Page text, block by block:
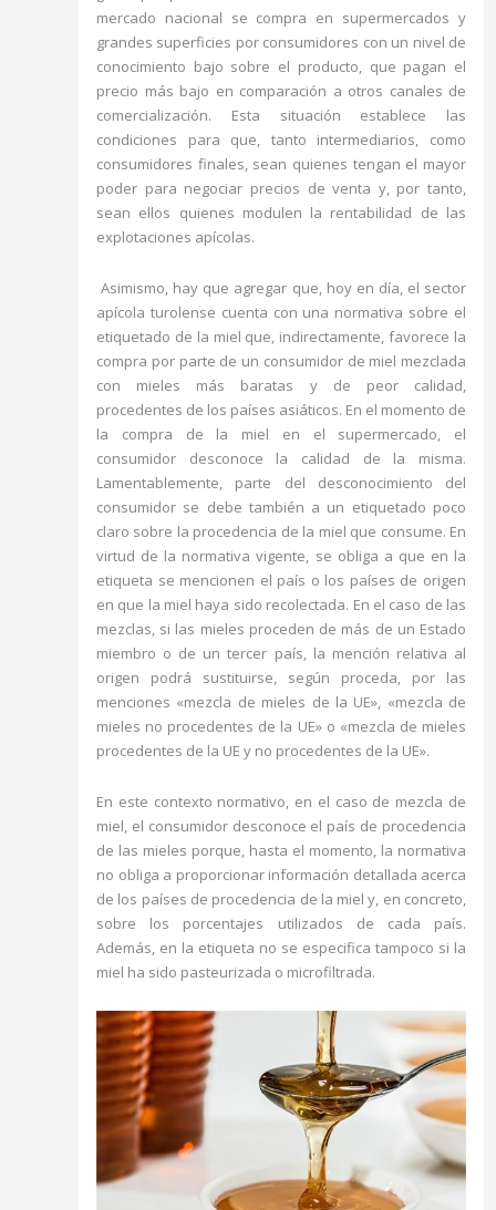
mercado nacional se compra en supermercados y
grandes superficies por consumidores con un nivel de
conocimiento bajo sobre el producto, que pagan el
precio más bajo en comparación a otros canales de
comercialización. Esta situación establece las
condiciones para que, tanto intermediarios, como
consumidores finales, sean quienes tengan el mayor
poder para negociar precios de venta y, por tanto,
sean ellos quienes modulen la rentabilidad de las
explotaciones apícolas.
Asimismo, hay que agregar que, hoy en día, el sector
apícola turolense cuenta con una normativa sobre el
etiquetado de la miel que, indirectamente, favorece la
compra por parte de un consumidor de miel mezclada
con mieles más baratas y de peor calidad,
procedentes de los países asiáticos. En el momento de
la compra de la miel en el supermercado, el
consumidor desconoce la calidad de la misma.
Lamentablemente, parte del desconocimiento del
consumidor se debe también a un etiquetado poco
claro sobre la procedencia de la miel que consume. En
virtud de la normativa vigente, se obliga a que en la
etiqueta se mencionen el país o los países de origen
en que la miel haya sido recolectada. En el caso de las
mezclas, si las mieles proceden de más de un Estado
miembro o de un tercer país, la mención relativa al
origen podrá sustituirse, según proceda, por las
menciones «mezcla de mieles de la UE», «mezcla de
mieles no procedentes de la UE» o «mezcla de mieles
procedentes de la UE y no procedentes de la UE».
En este contexto normativo, en el caso de mezcla de
miel, el consumidor desconoce el país de procedencia
de las mieles porque, hasta el momento, la normativa
no obliga a proporcionar información detallada acerca
de los países de procedencia de la miel y, en concreto,
sobre los porcentajes utilizados de cada país.
Además, en la etiqueta no se especifica tampoco si la
miel ha sido pasteurizada o microfiltrada.